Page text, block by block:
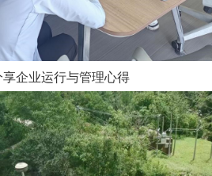
企业运行与管理心得